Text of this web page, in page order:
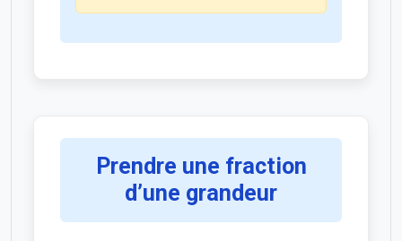
Prendre une fraction
d’une grandeur